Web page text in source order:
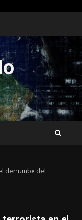
derrumbe del